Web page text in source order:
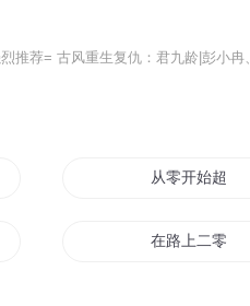
从零开始超文明
在路上二零零三